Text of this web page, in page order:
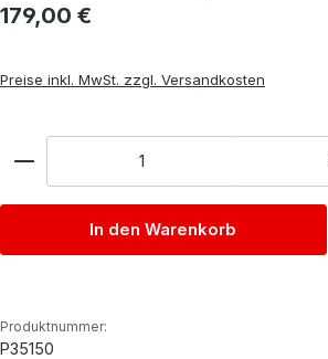
Regulärer Preis:
179,00 €
Preise inkl. MwSt. zzgl. Versandkosten
In den Warenkorb
Produktnummer:
P35150